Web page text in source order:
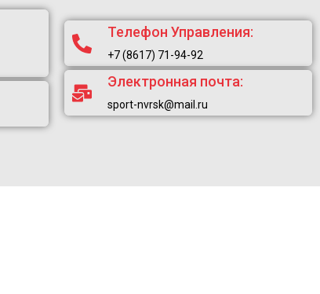
Телефон Управления:
+7 (8617) 71-94-92
Электронная почта:
sport-nvrsk@mail.ru